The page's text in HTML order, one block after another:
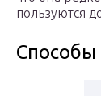
пользуются